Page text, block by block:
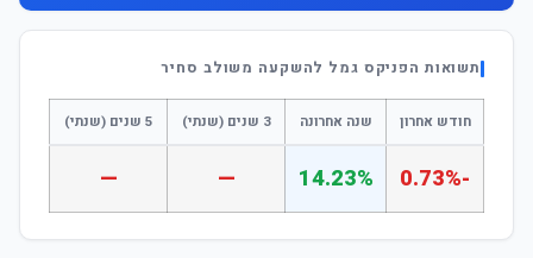
תשואות הפניקס גמל להשקעה משולב סחיר
חודש אחרון שנה אחרונה 3 שנים (שנתי) 5 שנים (שנתי)
-0.73%
14.23%
—
—